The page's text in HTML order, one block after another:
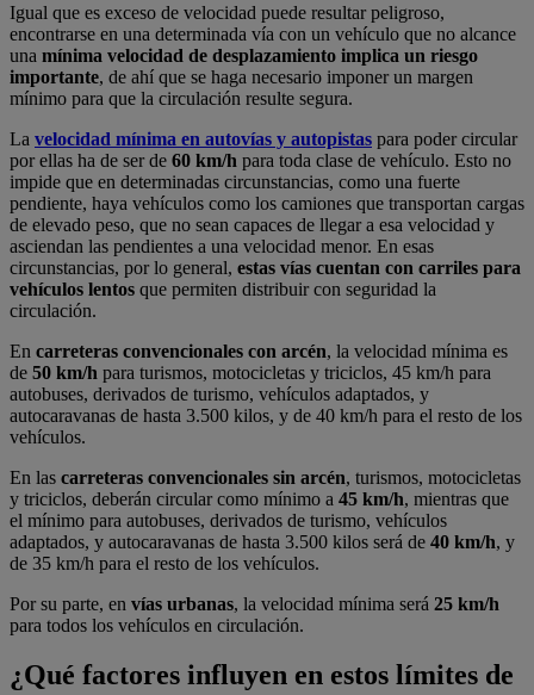
Igual que es exceso de velocidad puede resultar peligroso,
encontrarse en una determinada vía con un vehículo que no alcance
una mínima velocidad de desplazamiento implica un riesgo
importante, de ahí que se haga necesario imponer un margen
mínimo para que la circulación resulte segura.
La velocidad mínima en autovías y autopistas para poder circular
por ellas ha de ser de 60 km/h para toda clase de vehículo. Esto no
impide que en determinadas circunstancias, como una fuerte
pendiente, haya vehículos como los camiones que transportan cargas
de elevado peso, que no sean capaces de llegar a esa velocidad y
asciendan las pendientes a una velocidad menor. En esas
circunstancias, por lo general, estas vías cuentan con carriles para
vehículos lentos que permiten distribuir con seguridad la
circulación.
En carreteras convencionales con arcén, la velocidad mínima es
de 50 km/h para turismos, motocicletas y triciclos, 45 km/h para
autobuses, derivados de turismo, vehículos adaptados, y
autocaravanas de hasta 3.500 kilos, y de 40 km/h para el resto de los
vehículos.
En las carreteras convencionales sin arcén, turismos, motocicletas
y triciclos, deberán circular como mínimo a 45 km/h, mientras que
el mínimo para autobuses, derivados de turismo, vehículos
adaptados, y autocaravanas de hasta 3.500 kilos será de 40 km/h, y
de 35 km/h para el resto de los vehículos.
Por su parte, en vías urbanas, la velocidad mínima será 25 km/h
para todos los vehículos en circulación.
¿Qué factores influyen en estos límites de